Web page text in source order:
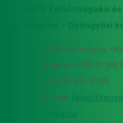
MATE Felnőttképzési
Központ - Gyöngyösi
3200 Gyöngyös,
Telefon: +36 37 518
+36 20 534 9789
E-mail: